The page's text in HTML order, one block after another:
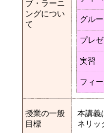
ブ・ラーニ
ングについ
て
グル
プレ
実習
フィ
授業の一般
目標
本講義
ネリッ